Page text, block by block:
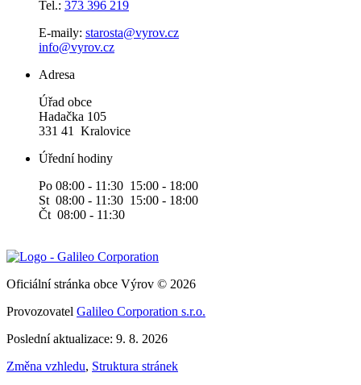
Tel.: 373 396 219
E-maily: starosta@vyrov.cz
info@vyrov.cz
Adresa
Úřad obce
Hadačka 105
331 41 Kralovice
Úřední hodiny
Po 08:00 - 11:30 15:00 - 18:00
St 08:00 - 11:30 15:00 - 18:00
Čt 08:00 - 11:30
Oficiální stránka obce Výrov © 2026
Provozovatel Galileo Corporation s.r.o.
Poslední aktualizace: 9. 8. 2026
Změna vzhledu, Struktura stránek